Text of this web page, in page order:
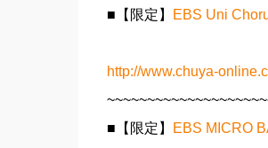
■【限定】
EBS Uni
http://www.chuya-
■【限定】
EBS MICRO